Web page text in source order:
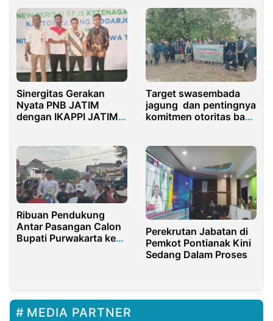
Sinergitas Gerakan
Nyata PNB JATIM
dengan IKAPPI JATIM
Target swasembada
jagung dan pentingnya
komitmen otoritas bagi
Ribuan Pendukung
Antar Pasangan Calon
Bupati Purwakarta ke
Perekrutan Jabatan di
Pemkot Pontianak Kini
Sedang Dalam Proses
MEDIA PARTNER